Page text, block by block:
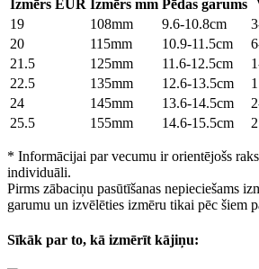
Izmērs EUR Izmērs mm Pēdas garums
19
108mm 9.6-10.8cm
20
115mm 10.9-11.5cm
21.5
125mm 11.6-12.5cm
22.5
135mm 12.6-13.5cm
24
145mm 13.6-14.5cm
25.5
155mm 14.6-15.5cm
* Informācijai par vecumu ir orientējošs
individuāli.
Pirms zābaciņu pasūtīšanas nepieciešams
garumu un izvēlēties izmēru tikai pēc šiem
Sīkāk par to, kā izmērīt kājiņu: